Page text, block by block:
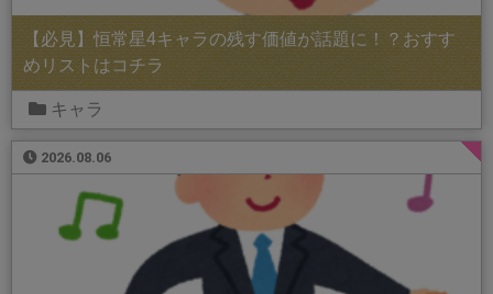
【必見】恒常星4キャラの残す価値が話題に！？おすす
めリストはコチラ
キャラ
2026.08.06